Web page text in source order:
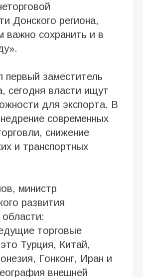
Донского региона,
важно сохранить и в
первый заместитель
сегодня власти ищут
для экспорта. В
современных
снижение
и транспортных
министр
развития
торговые
Турция, Китай,
Гонконг, Иран и
внешней